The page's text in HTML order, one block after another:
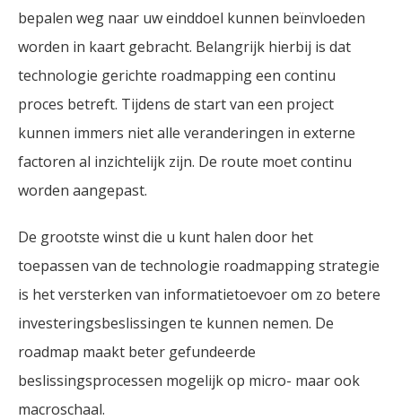
bepalen weg naar uw einddoel kunnen beïnvloeden
worden in kaart gebracht. Belangrijk hierbij is dat
technologie gerichte roadmapping een continu
proces betreft. Tijdens de start van een project
kunnen immers niet alle veranderingen in externe
factoren al inzichtelijk zijn. De route moet continu
worden aangepast.
De grootste winst die u kunt halen door het
toepassen van de technologie roadmapping strategie
is het versterken van informatietoevoer om zo betere
investeringsbeslissingen te kunnen nemen. De
roadmap maakt beter gefundeerde
beslissingsprocessen mogelijk op micro- maar ook
macroschaal.